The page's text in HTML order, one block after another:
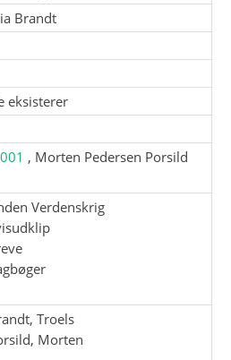
Brandt
eksisterer
, Morten Pedersen Porsild
Verdenskrig
Troels
Morten